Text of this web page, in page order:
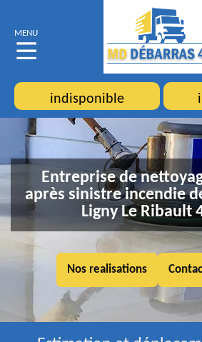
MENU
indisponible
Entreprise de
après sinistre incendie
Ligny Le Ribault
Nos realisations